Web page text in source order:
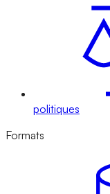
politiques
Formats